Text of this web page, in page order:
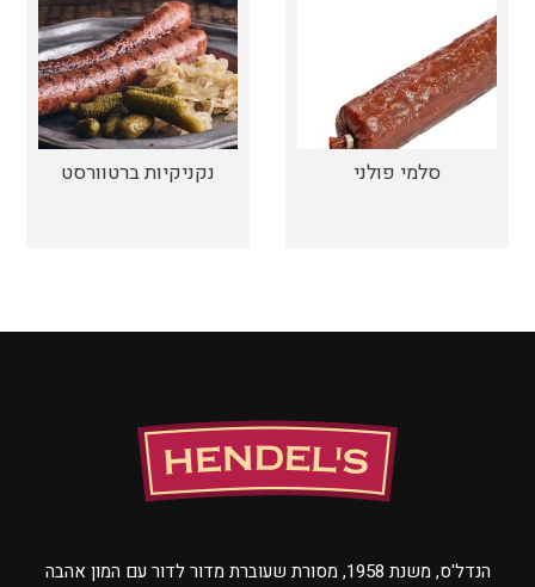
סלמי פולני נקניקיות ברטוורסט
הנדל'ס, משנת 1958, מסורת שעוברת מדור לדור עם המון אהבה